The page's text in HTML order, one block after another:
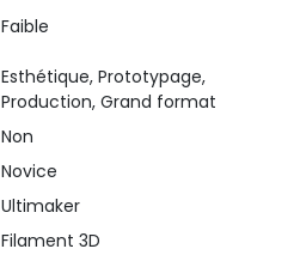
Faible
Esthétique, Prototypage,
Production, Grand format
Non
Novice
Ultimaker
Filament 3D